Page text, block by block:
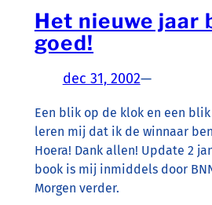
Het nieuwe jaar
goed!
dec 31, 2002—
Een blik op de klok en een
leren mij dat ik de winnaar
Hoera! Dank allen! Update 2
book is mij inmiddels door
Morgen verder.